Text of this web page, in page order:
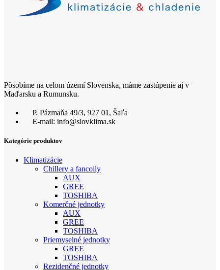
Pôsobíme na celom území Slovenska, máme zastúpenie aj v
Maďarsku a Rumunsku.
P. Pázmaňa 49/3, 927 01, Šaľa
E-mail: info@slovklima.sk
Kategórie produktov
Klimatizácie
Chillery a fancoily
AUX
GREE
TOSHIBA
Komerčné jednotky
AUX
GREE
TOSHIBA
Priemyselné jednotky
GREE
TOSHIBA
Rezidenčné jednotky